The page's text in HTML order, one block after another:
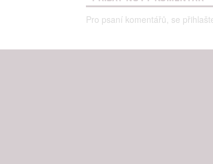
Pro psaní komentářů, se